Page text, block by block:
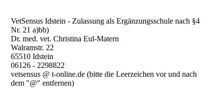
VetSensus Idstein - Zulassung als Ergänzungsschule nach §4
Nr. 21 a)bb)
Dr. med. vet. Christina Eul-Matern
Walramstr. 22
65510 Idstein
06126 - 2298822
vetsensus @ t-online.de (bitte die Leerzeichen vor und nach
dem "@" entfernen)